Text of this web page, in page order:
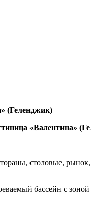
столовые,
бассейн с